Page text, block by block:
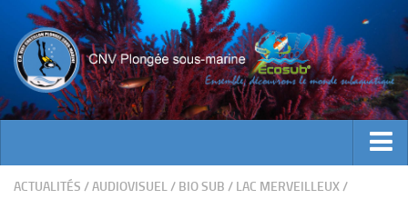
ACTUALITES
ACTUALITÉS /AUDIOVISUEL/ BIO SUB / LAC MERVEILLEUX/